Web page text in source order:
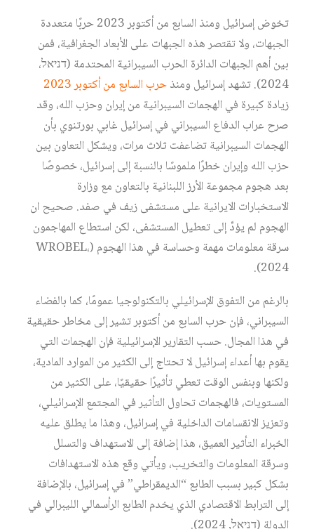
تخوض إسرائيل ومنذ السابع من أكتوبر 2023 حربًا متعددة
الجبهات، ولا تقتصر هذه الجبهات على الأبعاد الجغرافية، فمن
بين أهم الجبهات الدائرة الحرب السيبرانية المحتدمة (דניאל،
2024). تشهد إسرائيل ومنذ
حرب السابع من أكتوبر 2023
زيادة كبيرة في الهجمات السيبرانية من إيران وحزب الله، وقد
صرح عراب الدفاع السيبراني في إسرائيل غابي بورتنوي بأن
الهجمات السيبرانية تضاعفت ثلاث مرات، ويشكل التعاون بين
حزب الله وإيران خطرًا ملموسًا بالنسبة إلى إسرائيل، خصوصًا
بعد هجوم مجموعة الأرز اللبنانية بالتعاون مع وزارة
الاستخبارات الايرانية على مستشفى زيف في صفد. صحيح ان
الهجوم لم يؤدِّ إلى تعطيل المستشفى، لكن استطاع المهاجمون
سرقة معلومات مهمة وحساسة في هذا الهجوم (،WROBEL
2024).
بالرغم من التفوق الإسرائيلي بالتكنولوجيا عمومًا، كما بالفضاء
السيبراني، فإن حرب السابع من أكتوبر تشير إلى مخاطر حقيقية
في هذا المجال. حسب التقارير الإسرائيلية فإن الهجمات التي
يقوم بها أعداء إسرائيل لا تحتاج إلى الكثير من الموارد المادية،
ولكنها وبنفس الوقت تعطي تأثيرًا حقيقيًا، على الكثير من
المستويات، فالهجمات تحاول التأثير في المجتمع الإسرائيلي،
وتعزيز الانقسامات الداخلية في إسرائيل، وهذا ما يطلق عليه
الخبراء التأثير العميق، هذا إضافة إلى الاستهداف والتسلل
وسرقة المعلومات والتخريب، ويأتي وقع هذه الاستهدافات
بشكل كبير بسبب الطابع “الديمقراطي” في إسرائيل، بالإضافة
إلى الترابط الاقتصادي الذي يخدم الطابع الرأسمالي الليبرالي في